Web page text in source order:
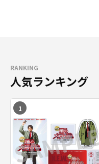
RANKING
人気ランキング
1